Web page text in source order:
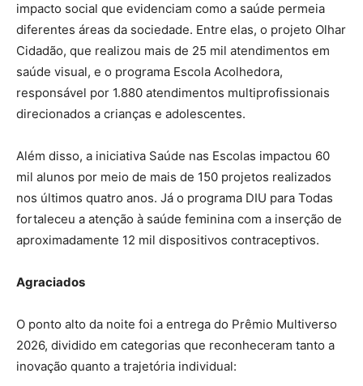
impacto social que evidenciam como a saúde permeia
diferentes áreas da sociedade. Entre elas, o projeto Olhar
Cidadão, que realizou mais de 25 mil atendimentos em
saúde visual, e o programa Escola Acolhedora,
responsável por 1.880 atendimentos multiprofissionais
direcionados a crianças e adolescentes.
Além disso, a iniciativa Saúde nas Escolas impactou 60
mil alunos por meio de mais de 150 projetos realizados
nos últimos quatro anos. Já o programa DIU para Todas
fortaleceu a atenção à saúde feminina com a inserção de
aproximadamente 12 mil dispositivos contraceptivos.
Agraciados
O ponto alto da noite foi a entrega do Prêmio Multiverso
2026, dividido em categorias que reconheceram tanto a
inovação quanto a trajetória individual: